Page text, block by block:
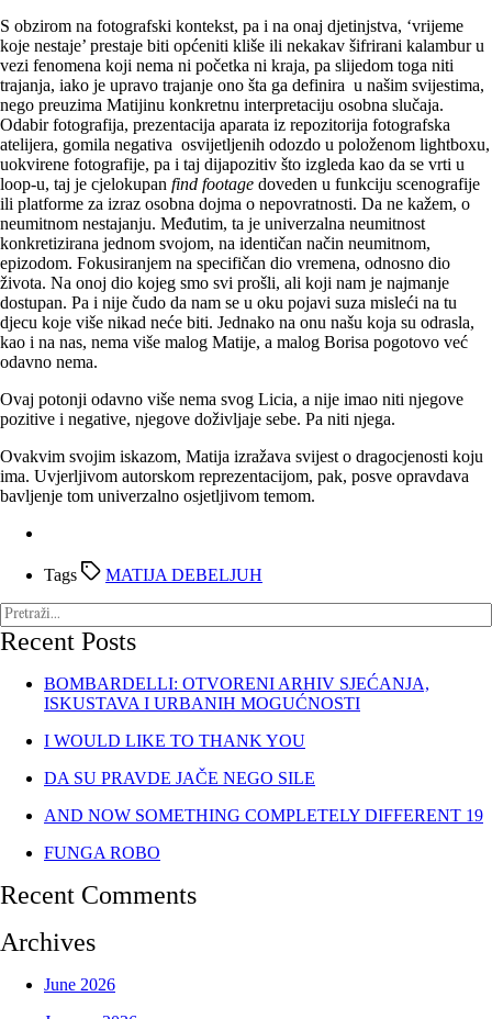
S obzirom na fotografski kontekst, pa i na onaj djetinjstva, ‘vrijeme
koje nestaje’ prestaje biti općeniti kliše ili nekakav šifrirani kalambur u
vezi fenomena koji nema ni početka ni kraja, pa slijedom toga niti
trajanja, iako je upravo trajanje ono šta ga definira u našim svijestima,
nego preuzima Matijinu konkretnu interpretaciju osobna slučaja.
Odabir fotografija, prezentacija aparata iz repozitorija fotografska
atelijera, gomila negativa osvijetljenih odozdo u položenom lightboxu,
uokvirene fotografije, pa i taj dijapozitiv što izgleda kao da se vrti u
loop-u, taj je cjelokupan find footage doveden u funkciju scenografije
ili platforme za izraz osobna dojma o nepovratnosti. Da ne kažem, o
neumitnom nestajanju. Međutim, ta je univerzalna neumitnost
konkretizirana jednom svojom, na identičan način neumitnom,
epizodom. Fokusiranjem na specifičan dio vremena, odnosno dio
života. Na onoj dio kojeg smo svi prošli, ali koji nam je najmanje
dostupan. Pa i nije čudo da nam se u oku pojavi suza misleći na tu
djecu koje više nikad neće biti. Jednako na onu našu koja su odrasla,
kao i na nas, nema više malog Matije, a malog Borisa pogotovo već
odavno nema.
Ovaj potonji odavno više nema svog Licia, a nije imao niti njegove
pozitive i negative, njegove doživljaje sebe. Pa niti njega.
Ovakvim svojim iskazom, Matija izražava svijest o dragocjenosti koju
ima. Uvjerljivom autorskom reprezentacijom, pak, posve opravdava
bavljenje tom univerzalno osjetljivom temom.
Tags MATIJA DEBELJUH
Recent Posts
BOMBARDELLI: OTVORENI ARHIV SJEĆANJA,
ISKUSTAVA I URBANIH MOGUĆNOSTI
I WOULD LIKE TO THANK YOU
DA SU PRAVDE JAČE NEGO SILE
AND NOW SOMETHING COMPLETELY DIFFERENT 19
FUNGA ROBO
Recent Comments
Archives
June 2026